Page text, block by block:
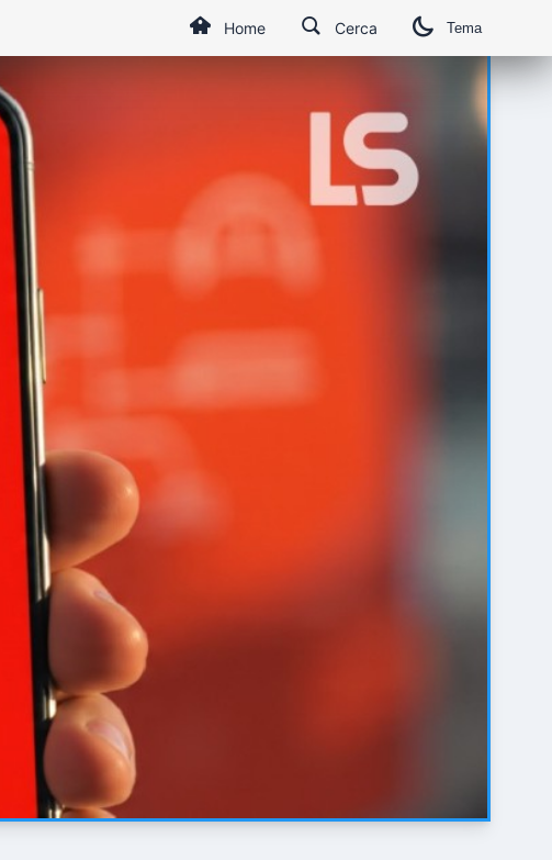
Home Cerca Tema